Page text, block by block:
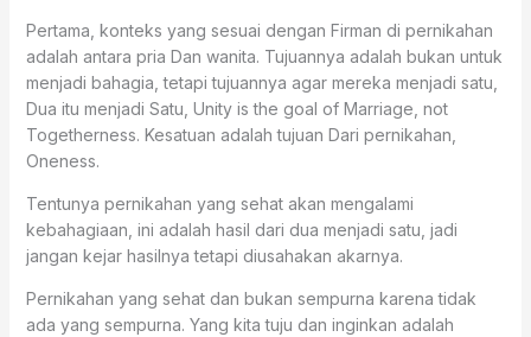
Pertama, konteks yang sesuai dengan Firman di pernikahan
adalah antara pria Dan wanita. Tujuannya adalah bukan untuk
menjadi bahagia, tetapi tujuannya agar mereka menjadi satu,
Dua itu menjadi Satu, Unity is the goal of Marriage, not
Togetherness. Kesatuan adalah tujuan Dari pernikahan,
Oneness.
Tentunya pernikahan yang sehat akan mengalami
kebahagiaan, ini adalah hasil dari dua menjadi satu, jadi
jangan kejar hasilnya tetapi diusahakan akarnya.
Pernikahan yang sehat dan bukan sempurna karena tidak
ada yang sempurna. Yang kita tuju dan inginkan adalah